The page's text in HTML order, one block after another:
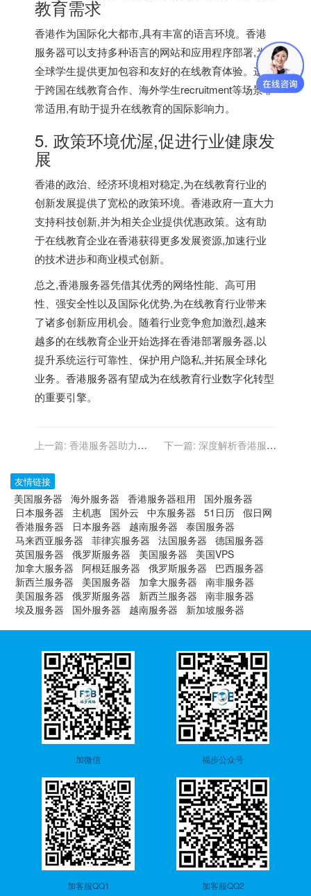
教育需求
香港作为国际化大都市,具有丰富的语言环境。 香港
服务器可以支持多种语言的网站和应用程序部署,为
全球学生提供更加包容和友好的在线教育体验。这对
于跨国在线教育合作、海外学生recruitment等场景非
常适用,有助于提升在线教育的国际影响力。
5. 政策环境优渥,促进行业健康发
展
香港的政治、经济环境相对稳定,为在线教育行业的
创新发展提供了宽松的政策环境。香港政府一直大力
支持科技创新,并为相关企业提供优惠政策。这有助
于在线教育企业在香港获得更多发展资源,加速行业
的技术进步和商业模式创新。
总之,香港服务器凭借其优秀的网络性能、高可用
性、强安全性以及国际化优势,为在线教育行业带来
了诸多创新应用机会。随着行业竞争愈加激烈,越来
越多的在线教育企业开始选择在香港部署服务器,以
提升系统运行可靠性、保护用户隐私,并拓展全球化
业务。香港服务器有望成为在线教育行业数字化转型
的重要引擎。
上一篇: 香港服务器助力医
下一篇: 深度解析香港服务
友情链接
美国服务器 海外服务器 香港服务器租用
国外服务器
日本服务器
主机惠 国外云 中东服务器 51日历 假日网
香港服务器
日本服务器 越南服务器
泰国服务器
马来西亚服务器
菲律宾服务器 法国服务器
德国服务器
英国服务器
俄罗斯服务器 美国服务器
美国VPS
加拿大服务器
阿根廷服务器 俄罗斯服务器
巴西服务器
新西兰服务器
美国服务器 加拿大服务器
南非服务器
美国服务器
俄罗斯服务器 新西兰服务器
南非服务器
埃及服务器
国外服务器 越南服务器 新加坡服务器
加微信 福步公众号
加客服QQ1 加客服QQ2